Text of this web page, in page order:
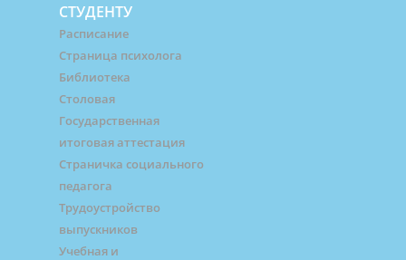
СТУДЕНТУ
Расписание
Страница психолога
Библиотека
Столовая
Государственная
итоговая аттестация
Страничка социального
педагога
Трудоустройство
выпускников
Учебная и